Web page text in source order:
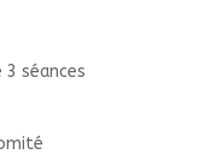
3 séances